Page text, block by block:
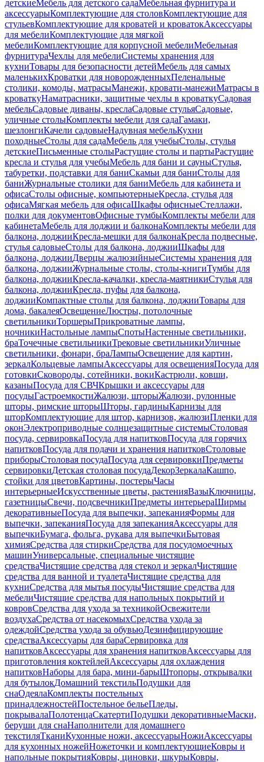
детскиеМебель для детского садаМебельная фурнитура и
аксессуарыКомплектующие для столовКомплектующие для
стульевКомплектующие для кроватей и кроватокАксессуары
для мебелиКомплектующие для мягкой
мебелиКомплектующие для корпусной мебелиМебельная
фурнитураЧехлы для мебелиСистемы хранения для
кухниТовары для безопасности детейМебель для самых
маленькихКроватки для новорожденныхПеленальные
столики, комоды, матрасыМанежи, кровати-манежиМатрасы в
кроваткуНаматрасники, защитные чехлы в кроваткуСадовая
мебельСадовые диваны, креслаСадовые стульяСадовые,
уличные столыКомплекты мебели для садаГамаки,
шезлонгиКачели садовыеНадувная мебельКухни
походныеСтолы для садаМебель для учебыСтолы, стулья
детскиеПисьменные столыРастущие столы и партыРастущие
кресла и стулья для учебыМебель для бани и сауныСтулья,
табуретки, подставки для баниСкамьи для баниСтолы для
баниЖурнальные столики для баниМебель для кабинета и
офисаСтолы офисные, компьютерныеКресла, стулья для
офисаМягкая мебель для офисаШкафы офисныеСтеллажи,
полки для документовОфисные тумбыКомплекты мебели для
кабинетаМебель для лоджии и балконаКомплекты мебели для
балкона, лоджииКресла-мешки для балконаКресла подвесные,
стулья садовыеСтолы для балкона, лоджииШкафы для
балкона, лоджииДверцы жалюзийныеСистемы хранения для
балкона, лоджииЖурнальные столы, столы-книгиТумбы для
балкона, лоджииКресла-качалки, кресла-маятникиСтулья для
балкона, лоджииКресла, пуфы для балкона,
лоджииКомпактные столы для балкона, лоджииТовары для
дома, бакалеяОсвещениеЛюстры, потолочные
светильникиТоршерыПрикроватные лампы,
ночникиНастольные лампыСпотыНастенные светильники,
браТочечные светильникиТрековые светильникиУличные
светильники, фонари, браЛампыОсвещение для картин,
зеркалКольцевые лампыАксессуары для освещенияПосуда для
готовкиСковороды, сотейники, вокиКастрюли, ковши,
казаныПосуда для СВЧКрышки и аксессуары для
посудыГастроемкостиЖалюзи, шторыЖалюзи, рулонные
шторы, римские шторыШторы, гардиныКарнизы для
шторКомплектующие для штор, карнизов, жалюзиПленки для
оконЭлектроприводные солнцезащитные системыСтоловая
посуда, сервировкаПосуда для напитковПосуда для горячих
напитковПосуда для подачи и хранения напитковСтоловые
приборыСтоловая посудаПосуда для сервировкиПредметы
сервировкиДетская столовая посудаДекорЗеркалаКашпо,
стойки для цветовКартины, постерыЧасы
интерьерныеИскусственные цветы, растенияВазыКлючницы,
газетницыСвечи, подсвечникиПредметы интерьераШирмы
декоративныеПосуда для выпечки, запеканияФормы для
выпечки, запеканияПосуда для запеканияАксессуары для
выпечкиБумага, фольга, рукава для выпечкиБытовая
химияСредства для стиркиСредства для посудомоечных
машинУниверсальные, специальные чистящие
средстваЧистящие средства для стекол и зеркалЧистящие
средства для ванной и туалетаЧистящие средства для
кухниСредства для мытья посудыЧистящие средства для
мебелиЧистящие средства для напольных покрытий и
ковровСредства для ухода за техникойОсвежители
воздухаСредства от насекомыхСредства ухода за
одеждойСредства ухода за обувьюДезинфицирующие
средстваАксессуары для бараСервировка для
напитковАксессуары для хранения напитковАксессуары для
приготовления коктейлейАксессуары для охлаждения
напитковНаборы для бара, мини-барыШтопоры, открывалки
для бутылокДомашний текстильПодушки для
снаОдеялаКомплекты постельных
принадлежностейПостельное бельеПледы,
покрывалаПолотенцаСкатертиПодушки декоративныеМаски,
беруши для снаНаполнители для домашнего
текстиляТканиКухонные ножи, аксессуарыНожиАксессуары
для кухонных ножейНожеточки и комплектующиеКовры и
напольные покрытияКовры, циновки, шкурыКовры,